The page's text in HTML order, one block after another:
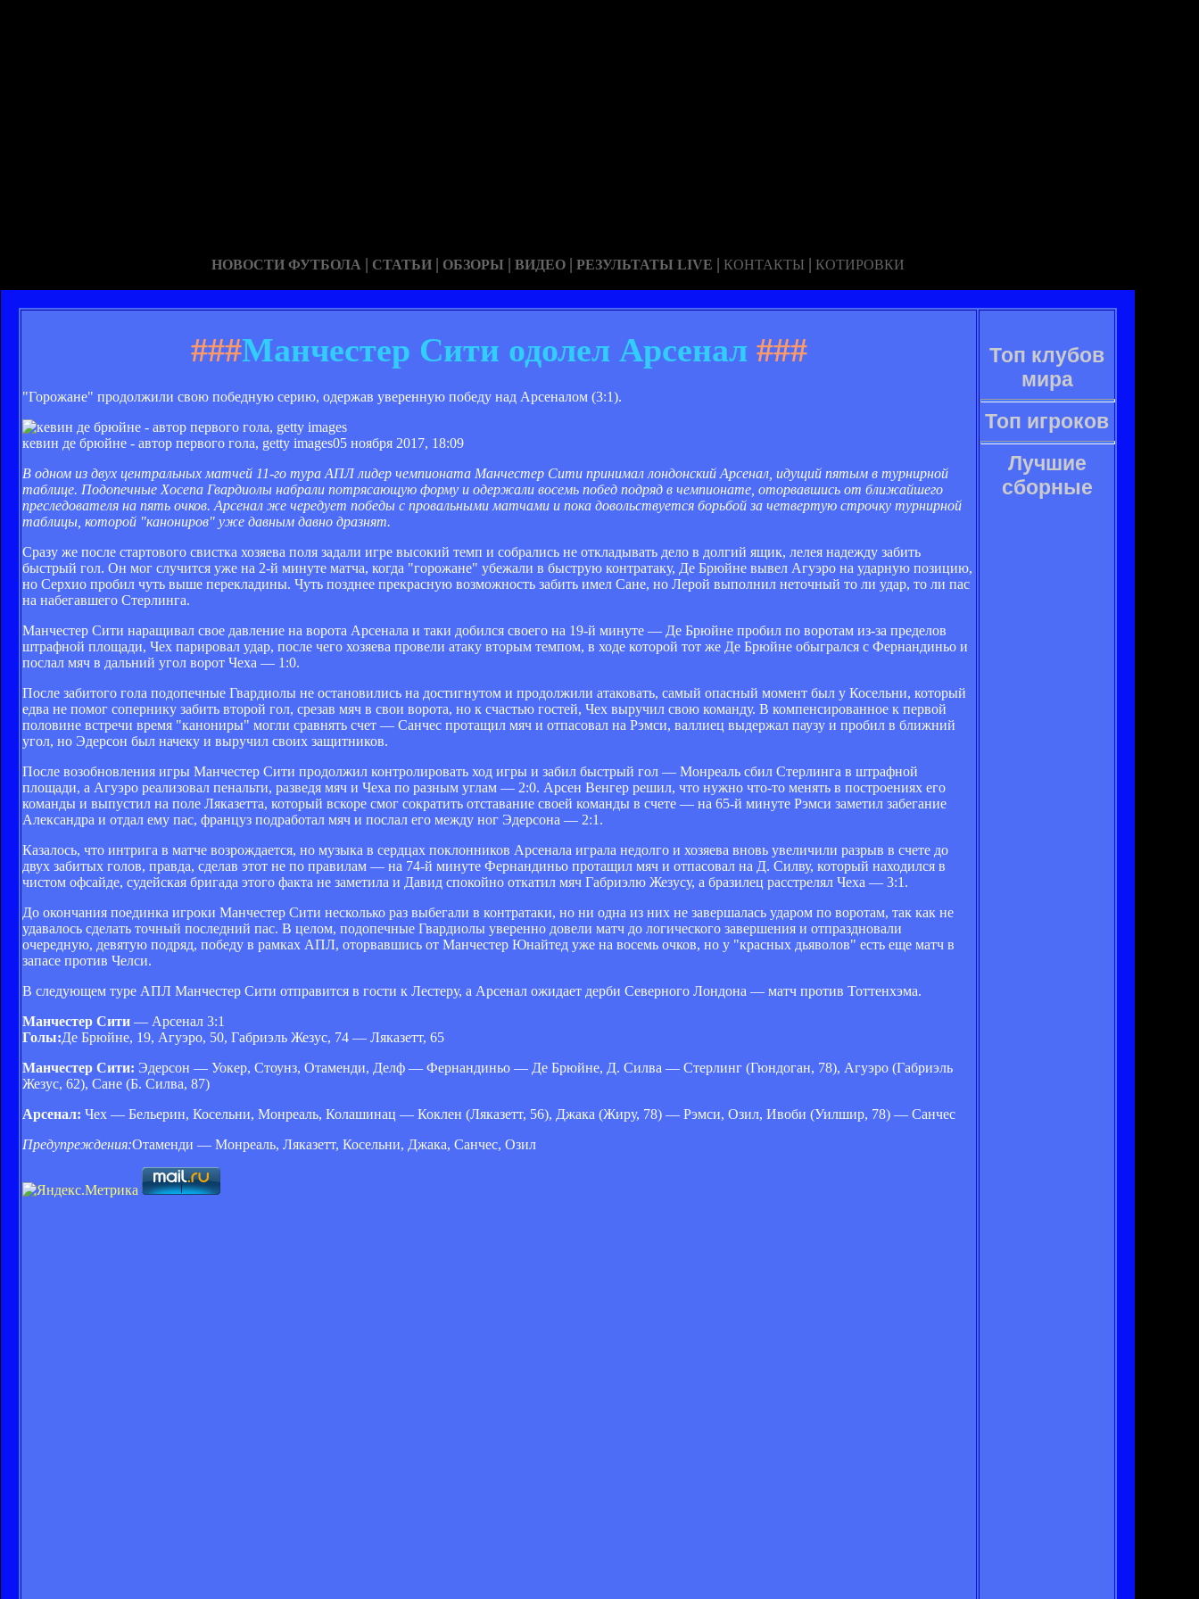
НОВОСТИ ФУТБОЛА | СТАТЬИ | ОБЗОРЫ | ВИДЕО | РЕЗУЛЬТАТЫ LIVE | КОНТАКТЫ | КОТИРОВКИ
###Манчестер Сити одолел Арсенал###
"Горожане" продолжили свою победную серию, одержав уверенную победу над Арсеналом (3:1).
кевин де брюйне - автор первого гола, getty images05 ноября 2017, 18:09
В одном из двух центральных матчей 11-го тура АПЛ лидер чемпионата Манчестер Сити принимал лондонский Арсенал, идущий пятым в турнирной
таблице. Подопечные Хосепа Гвардиолы набрали потрясающую форму и одержали восемь побед подряд в чемпионате, оторвавшись от ближайшего
преследователя на пять очков. Арсенал же чередует победы с провальными матчами и пока довольствуется борьбой за четвертую строчку турнирной
таблицы, которой "канониров" уже давным давно дразнят.
Сразу же после стартового свистка хозяева поля задали игре высокий темп и собрались не откладывать дело в долгий ящик, лелея надежду забить
быстрый гол. Он мог случится уже на 2-й минуте матча, когда "горожане" убежали в быструю контратаку, Де Брюйне вывел Агуэро на ударную позицию,
но Серхио пробил чуть выше перекладины. Чуть позднее прекрасную возможность забить имел Сане, но Лерой выполнил неточный то ли удар, то ли пас
на набегавшего Стерлинга.
Манчестер Сити наращивал свое давление на ворота Арсенала и таки добился своего на 19-й минуте — Де Брюйне пробил по воротам из-за пределов
штрафной площади, Чех парировал удар, после чего хозяева провели атаку вторым темпом, в ходе которой тот же Де Брюйне обыгрался с Фернандиньо и
послал мяч в дальний угол ворот Чеха — 1:0.
После забитого гола подопечные Гвардиолы не остановились на достигнутом и продолжили атаковать, самый опасный момент был у Косельни, который
едва не помог сопернику забить второй гол, срезав мяч в свои ворота, но к счастью гостей, Чех выручил свою команду. В компенсированное к первой
половине встречи время "канониры" могли сравнять счет — Санчес протащил мяч и отпасовал на Рэмси, валлиец выдержал паузу и пробил в ближний
угол, но Эдерсон был начеку и выручил своих защитников.
После возобновления игры Манчестер Сити продолжил контролировать ход игры и забил быстрый гол — Монреаль сбил Стерлинга в штрафной
площади, а Агуэро реализовал пенальти, разведя мяч и Чеха по разным углам — 2:0. Арсен Венгер решил, что нужно что-то менять в построениях его
команды и выпустил на поле Ляказетта, который вскоре смог сократить отставание своей команды в счете — на 65-й минуте Рэмси заметил забегание
Александра и отдал ему пас, француз подработал мяч и послал его между ног Эдерсона — 2:1.
Казалось, что интрига в матче возрождается, но музыка в сердцах поклонников Арсенала играла недолго и хозяева вновь увеличили разрыв в счете до
двух забитых голов, правда, сделав этот не по правилам — на 74-й минуте Фернандиньо протащил мяч и отпасовал на Д. Силву, который находился в
чистом офсайде, судейская бригада этого факта не заметила и Давид спокойно откатил мяч Габриэлю Жезусу, а бразилец расстрелял Чеха — 3:1.
До окончания поединка игроки Манчестер Сити несколько раз выбегали в контратаки, но ни одна из них не завершалась ударом по воротам, так как не
удавалось сделать точный последний пас. В целом, подопечные Гвардиолы уверенно довели матч до логического завершения и отпраздновали
очередную, девятую подряд, победу в рамках АПЛ, оторвавшись от Манчестер Юнайтед уже на восемь очков, но у "красных дьяволов" есть еще матч в
запасе против Челси.
В следующем туре АПЛ Манчестер Сити отправится в гости к Лестеру, а Арсенал ожидает дерби Северного Лондона — матч против Тоттенхэма.
Манчестер Сити — Арсенал 3:1
Голы:Де Брюйне, 19, Агуэро, 50, Габриэль Жезус, 74 — Ляказетт, 65
Манчестер Сити: Эдерсон — Уокер, Стоунз, Отаменди, Делф — Фернандиньо — Де Брюйне, Д. Силва — Стерлинг (Гюндоган, 78), Агуэро (Габриэль
Жезус, 62), Сане (Б. Силва, 87)
Арсенал: Чех — Бельерин, Косельни, Монреаль, Колашинац — Коклен (Ляказетт, 56), Джака (Жиру, 78) — Рэмси, Озил, Ивоби (Уилшир, 78) — Санчес
Предупреждения:Отаменди — Монреаль, Ляказетт, Косельни, Джака, Санчес, Озил
Топ клубов
мира
Топ игроков
Лучшие
сборные